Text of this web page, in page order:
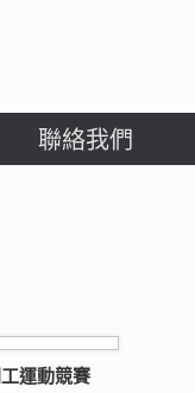
聯絡我們
運動競賽